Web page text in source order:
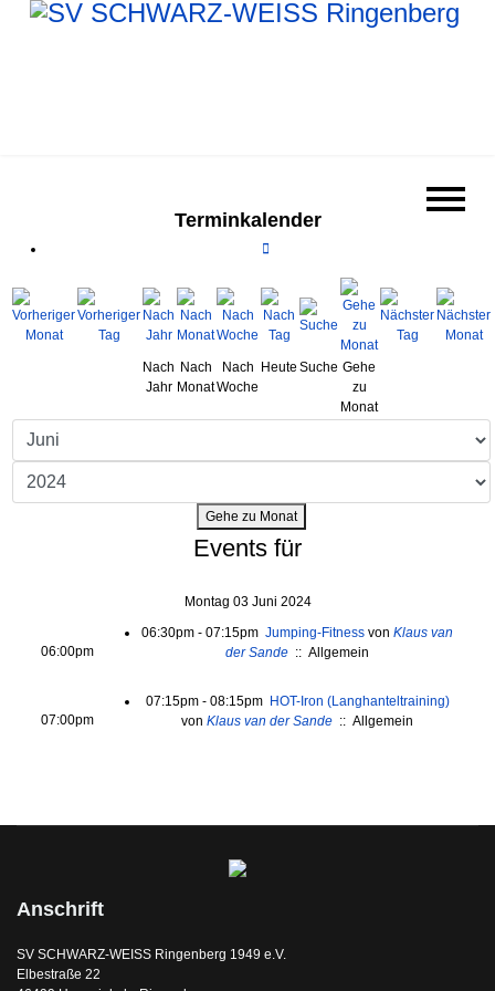
Terminkalender
Nach
Jahr
Nach
Monat
Nach
Woche
Heute Suche Gehe
zu
Monat
Gehe zu Monat
Events für
Montag 03 Juni 2024
06:00pm
06:30pm - 07:15pm Jumping-Fitness von Klaus van
der Sande :: Allgemein
07:00pm
07:15pm - 08:15pm HOT-Iron (Langhanteltraining)
von Klaus van der Sande :: Allgemein
Anschrift
SV SCHWARZ-WEISS Ringenberg 1949 e.V.
Elbestraße 22